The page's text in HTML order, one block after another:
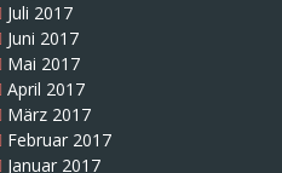
Juli 2017
Juni 2017
Mai 2017
April 2017
März 2017
Februar 2017
Januar 2017